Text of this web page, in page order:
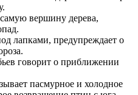
вершину дерева,
лапками, предупреждает о
говорит о приближении
пасмурное и холодное